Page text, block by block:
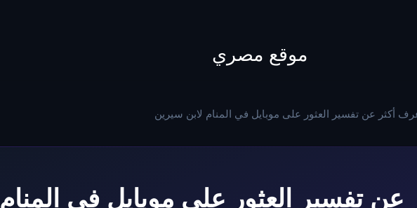
موقع مصري
أكثر عن تفسير العثور على موبايل في المنام لابن سيرين
عن تفسير العثور على موبايل في المنام